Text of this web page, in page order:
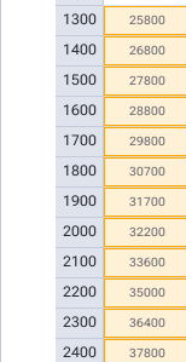
1300
1400
1500
1600
1700
1800
1900
2000
2100
2200
2300
2400
25800
26800
27800
28800
29800
30700
31700
32200
33600
35000
36400
37800